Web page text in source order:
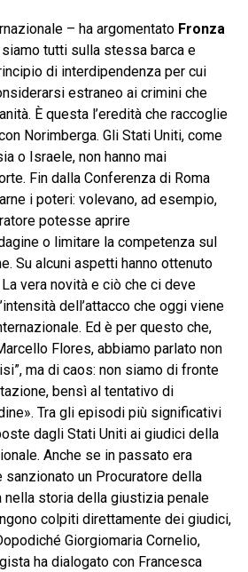
– ha argomentato Fronza
siamo tutti sulla stessa barca e
di interdipendenza per cui
estraneo ai crimini che
È questa l’eredità che raccoglie
Norimberga. Gli Stati Uniti, come
o Israele, non hanno mai
Fin dalla Conferenza di Roma
i poteri: volevano, ad esempio,
potesse aprire
o limitare la competenza sul
Su alcuni aspetti hanno ottenuto
vera novità e ciò che ci deve
dell’attacco che oggi viene
Ed è per questo che,
Flores, abbiamo parlato non
ma di caos: non siamo di fronte
bensì al tentativo di
Tra gli episodi più significativi
dagli Stati Uniti ai giudici della
Anche se in passato era
un Procuratore della
nella storia della giustizia penale
colpiti direttamente dei giudici,
Giorgiomaria Cornelio,
ha dialogato con Francesca